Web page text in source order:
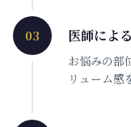
03 医師によ
お悩みの部
リューム感